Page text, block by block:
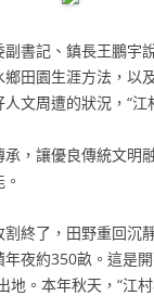
書記、鎮長王鵬宇
田園生涯方法，以
文周遭的狀況，“江
承，讓優良傳統文明
終了，田野重回沉
夜約350畝。這是
地。本年秋天，“江